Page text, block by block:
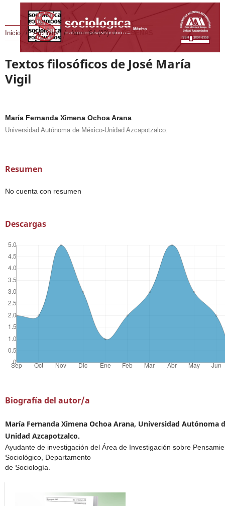
Inicio / Archivos / Núm. 64 (22) / RESEÑAS
Textos filosóficos de José María
Vigil
María Fernanda Ximena Ochoa Arana
Universidad Autónoma de México-Unidad Azcapotzalco.
Resumen
No cuenta con resumen
Descargas
Biografía del autor/a
María Fernanda Ximena Ochoa Arana, Universidad Autónoma
Unidad Azcapotzalco.
Ayudante de investigación del Área de Investigación sobre
Sociológico, Departamento
de Sociología.